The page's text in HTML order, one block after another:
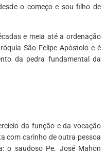
o começo e sou filho de
e meia até a ordenação
São Felipe Apóstolo e é
da pedra fundamental da
da função e da vocação
com carinho de outra pessoa
o saudoso Pe. José Mahon